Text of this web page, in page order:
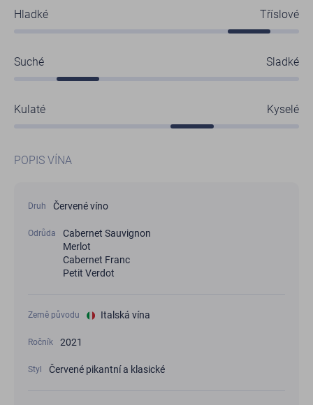
Hladké Tříslové
Suché Sladké
Kulaté Kyselé
POPIS VÍNA
Druh Červené víno
Odrůda
Cabernet Sauvignon
Merlot
Cabernet Franc
Petit Verdot
Země původu Italská vína
Ročník 2021
Styl Červené pikantní a klasické